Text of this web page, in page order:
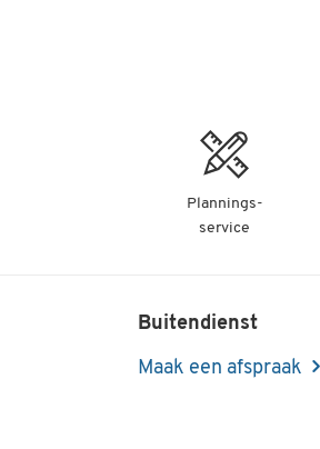
Plannings-
service
Buitendienst
Maak een afspraak